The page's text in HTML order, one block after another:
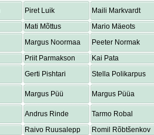
Piret Luik
Maili Markvardt
Mati Mõttus
Mario Mäeots
Margus Noormaa
Peeter Normak
Priit Parmakson
Kai Pata
Gerti Pishtari Stella Polikarpus
Margus Püü Margus Püüa
Andrus Rinde
Tarmo Robal
Raivo Ruusalepp
Romil Rõbtšenkov